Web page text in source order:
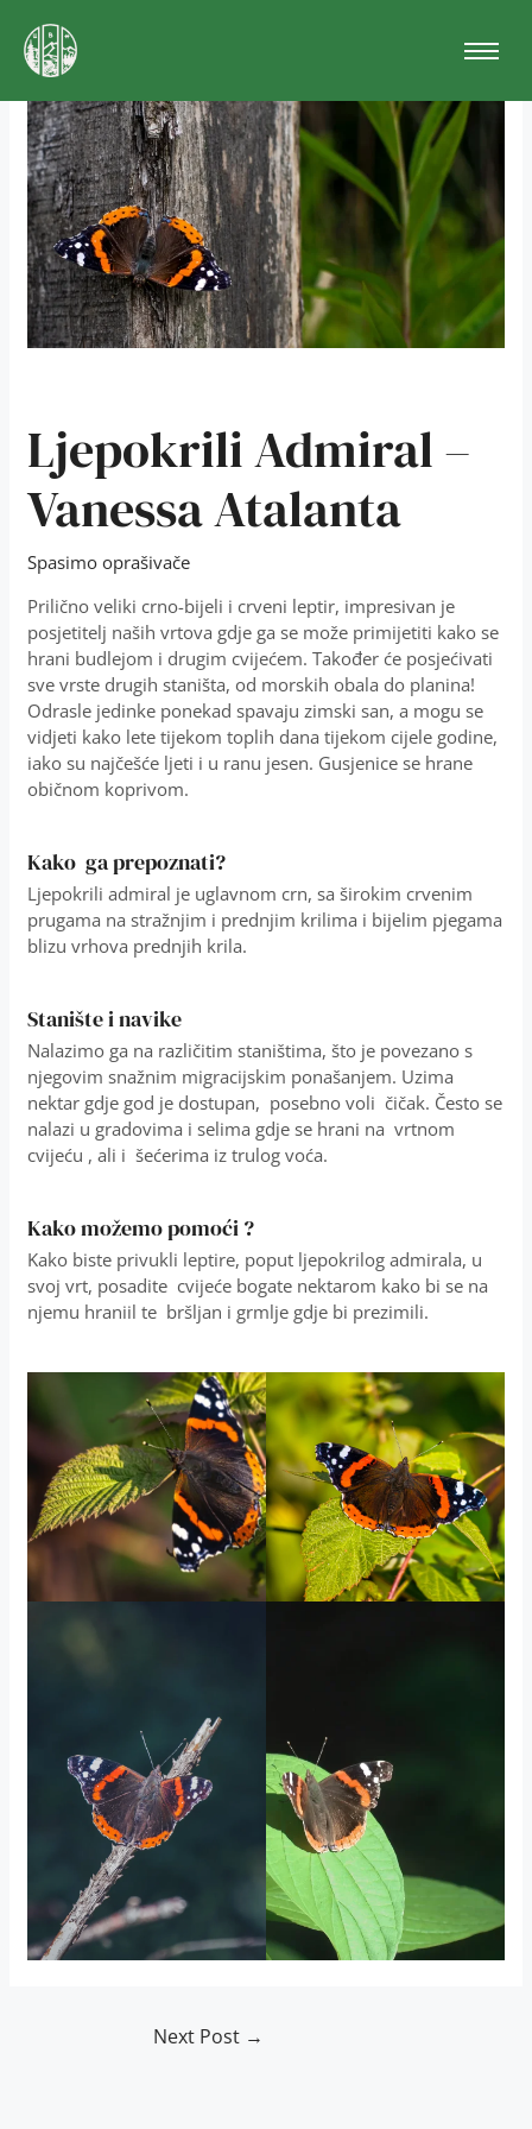
content
Ljepokrili Admiral –
Vanessa Atalanta
Spasimo oprašivače
Prilično veliki crno-bijeli i crveni leptir, impresivan je
posjetitelj naših vrtova gdje ga se može primijetiti kako se
hrani budlejom i drugim cvijećem. Također će posjećivati
sve vrste drugih staništa, od morskih obala do planina!
Odrasle jedinke ponekad spavaju zimski san, a mogu se
vidjeti kako lete tijekom toplih dana tijekom cijele godine,
iako su najčešće ljeti i u ranu jesen. Gusjenice se hrane
običnom koprivom.
Kako ga prepoznati?
Ljepokrili admiral je uglavnom crn, sa širokim crvenim
prugama na stražnjim i prednjim krilima i bijelim pjegama
blizu vrhova prednjih krila.
Stanište i navike
Nalazimo ga na različitim staništima, što je povezano s
njegovim snažnim migracijskim ponašanjem. Uzima
nektar gdje god je dostupan, posebno voli čičak. Često se
nalazi u gradovima i selima gdje se hrani na vrtnom
cvijeću , ali i šećerima iz trulog voća.
Kako možemo pomoći ?
Kako biste privukli leptire, poput ljepokrilog admirala, u
svoj vrt, posadite cvijeće bogate nektarom kako bi se na
njemu hraniil te bršljan i grmlje gdje bi prezimili.
navigation
Next Post →